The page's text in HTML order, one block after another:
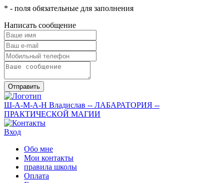
* - поля обязательные для заполнения
Написать сообщение
Отправить
Ш-А-М-А-Н Владислав -- ЛАБАРАТОРИЯ --
ПРАКТИЧЕСКОЙ МАГИИ
Вход
Обо мне
Мои контакты
правила школы
Оплата